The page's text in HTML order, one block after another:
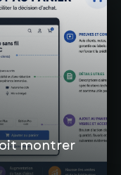
montrer